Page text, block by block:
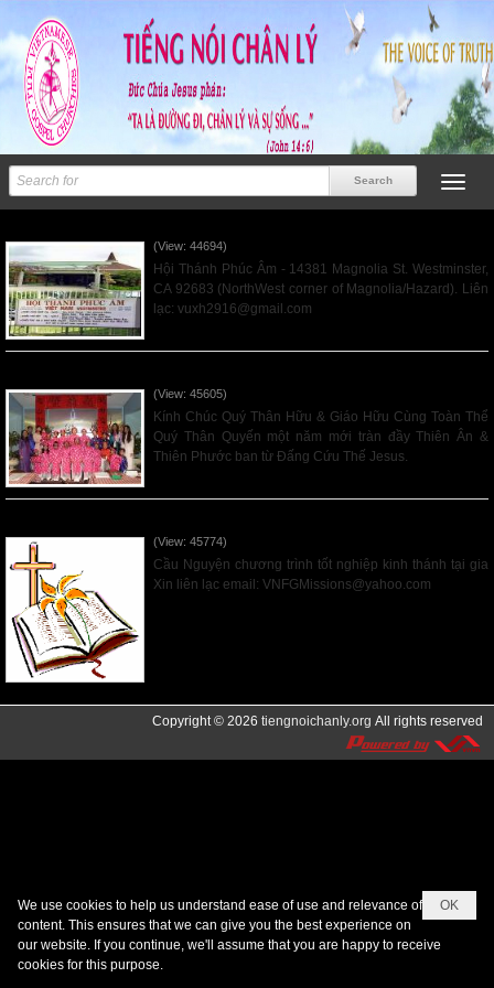
(View: 44694)
Hội Thánh Phúc Âm - 14381 Magnolia St. Westminster,
CA 92683 (NorthWest corner of Magnolia/Hazard). Liên
lạc: vuxh2916@gmail.com
(View: 45605)
Kính Chúc Quý Thân Hữu & Giáo Hữu Cùng Toàn Thể
Quý Thân Quyến một năm mới tràn đầy Thiên Ân &
Thiên Phước ban từ Đấng Cứu Thế Jesus.
(View: 45774)
Cầu Nguyện chương trình tốt nghiệp kinh thánh tại gia
Xin liên lạc email: VNFGMissions@yahoo.com
Copyright © 2026 tiengnoichanly.org All rights reserved
OK
We use cookies to help us understand ease of use and relevance of
content. This ensures that we can give you the best experience on
our website. If you continue, we'll assume that you are happy to receive
cookies for this purpose.